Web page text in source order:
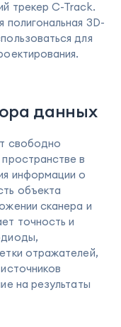
трекер C-Track.
полигональная 3D-
для
данных
свободно
в
информации о
объекта
сканера и
точность и
отражателей,
на результаты